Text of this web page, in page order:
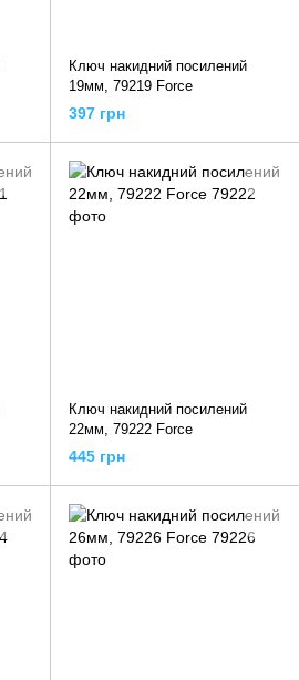
Ключ накидний посилений
19мм, 79219 Force
397 грн
Ключ накидний посилений
22мм, 79222 Force
445 грн